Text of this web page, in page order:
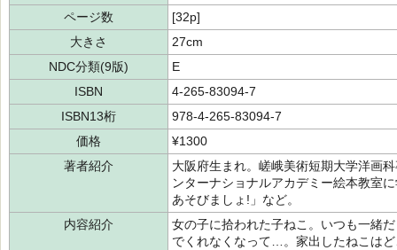
ページ数
[32p]
大きさ
27cm
NDC分類(9版)
E
ISBN
4-265-83094-7
ISBN13桁
978-4-265-83094-7
価格
¥1300
著者紹介
大阪府生まれ。嵯峨美術短期大学洋画
ンターナショナルアカデミー絵本教室
あそびましょ!」など。
内容紹介
女の子に拾われた子ねこ。いつも一緒
でくれなくなって…。家出したねこは